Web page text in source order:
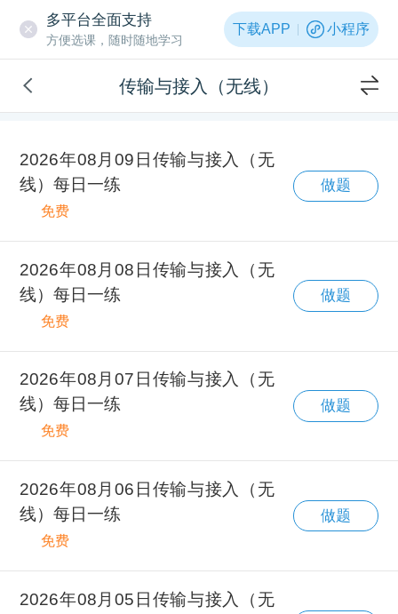
多平台全面支持
方便选课，随时随地学习
下载APP 小程序
传输与接入（无线）
2026年08月09日传输与接入（无
线）每日一练
免费
做题
2026年08月08日传输与接入（无
线）每日一练
免费
做题
2026年08月07日传输与接入（无
线）每日一练
免费
做题
2026年08月06日传输与接入（无
线）每日一练
免费
做题
2026年08月05日传输与接入（无